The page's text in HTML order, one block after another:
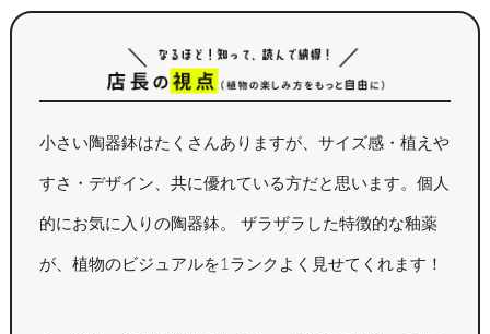
小さい陶器鉢はたくさんありますが、サイズ感・植えや
すさ・デザイン、共に優れている方だと思います。個人
的にお気に入りの陶器鉢。 ザラザラした特徴的な釉薬
が、植物のビジュアルを1ランクよく見せてくれます！